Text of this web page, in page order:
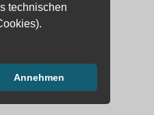
technischen
Annehmen